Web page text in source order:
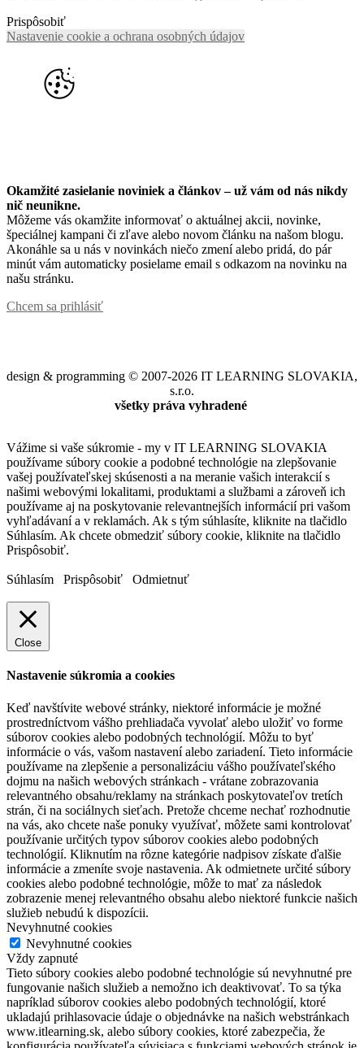
Prispôsobiť
Nastavenie cookie a ochrana osobných údajov
Okamžité zasielanie noviniek a článkov – už vám od nás nikdy
nič neunikne.
Môžeme vás okamžite informovať o aktuálnej akcii, novinke,
špeciálnej kampani či zľave alebo novom článku na našom blogu.
Akonáhle sa u nás v novinkách niečo zmení alebo pridá, do pár
minút vám automaticky posielame email s odkazom na novinku na
našu stránku.
Chcem sa prihlásiť
design & programming © 2007-2026 IT LEARNING SLOVAKIA,
s.r.o.
všetky práva vyhradené
Vážime si vaše súkromie - my v IT LEARNING SLOVAKIA
používame súbory cookie a podobné technológie na zlepšovanie
vašej používateľskej skúsenosti a na meranie vašich interakcií s
našimi webovými lokalitami, produktami a službami a zároveň ich
používame aj na poskytovanie relevantnejších informácií pri vašom
vyhľadávaní a v reklamách. Ak s tým súhlasíte, kliknite na tlačidlo
Súhlasím. Ak chcete obmedziť súbory cookie, kliknite na tlačidlo
Prispôsobiť.
Súhlasím Prispôsobiť Odmietnuť
Close
Nastavenie súkromia a cookies
Keď navštívite webové stránky, niektoré informácie je možné
prostredníctvom vášho prehliadača vyvolať alebo uložiť vo forme
súborov cookies alebo podobných technológií. Môžu to byť
informácie o vás, vašom nastavení alebo zariadení. Tieto informácie
používame na zlepšenie a personalizáciu vášho používateľského
dojmu na našich webových stránkach - vrátane zobrazovania
relevantného obsahu/reklamy na stránkach poskytovateľov tretích
strán, či na sociálnych sieťach. Pretože chceme nechať rozhodnutie
na vás, ako chcete naše ponuky využívať, môžete sami kontrolovať
používanie určitých typov súborov cookies alebo podobných
technológií. Kliknutím na rôzne kategórie nadpisov získate ďalšie
informácie a zmeníte svoje nastavenia. Ak odmietnete určité súbory
cookies alebo podobné technológie, môže to mať za následok
zobrazenie menej relevantného obsahu alebo niektoré funkcie našich
služieb nebudú k dispozícii.
Nevyhnutné cookies
Nevyhnutné cookies
Vždy zapnuté
Tieto súbory cookies alebo podobné technológie sú nevyhnutné pre
fungovanie našich služieb a nemožno ich deaktivovať. To sa týka
napríklad súborov cookies alebo podobných technológií, ktoré
ukladajú prihlasovacie údaje o objednávke na našich webstránkach
www.itlearning.sk, alebo súbory cookies, ktoré zabezpečia, že